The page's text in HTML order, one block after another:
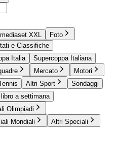
XXL
Foto
e Classifiche
Italia
Supercoppa Italiana
Mercato
Motori
Altri Sport
Sondaggi
libro a settimana
Olimpiadi
Mondiali Altri Speciali